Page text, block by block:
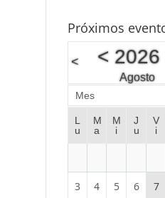
Próximos
< <2026
Agosto
Mes
L
u
M
a
M
i
J
u
V
i
3 4 5 6 7